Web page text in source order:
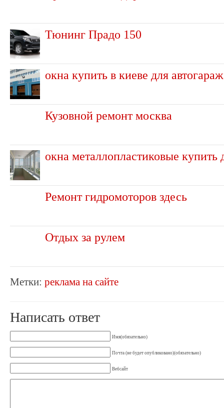
Тюнинг Прадо 150
окна купить в киеве для
Кузовной ремонт москва
окна металлопластиковые купить
Ремонт гидромоторов здесь
Отдых за рулем
Метки: реклама на сайте
Написать ответ
Имя(обязательно)
Почта (не будет опубликовано)(обязательно)
Вебсайт